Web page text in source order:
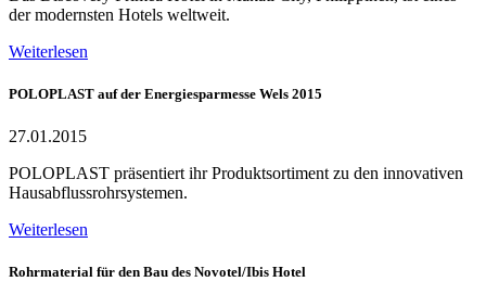
der modernsten Hotels weltweit.
Weiterlesen
POLOPLAST auf der Energiesparmesse Wels 2015
27.01.2015
POLOPLAST präsentiert ihr Produktsortiment zu den innovativen
Hausabflussrohrsystemen.
Weiterlesen
Rohrmaterial für den Bau des Novotel/Ibis Hotel